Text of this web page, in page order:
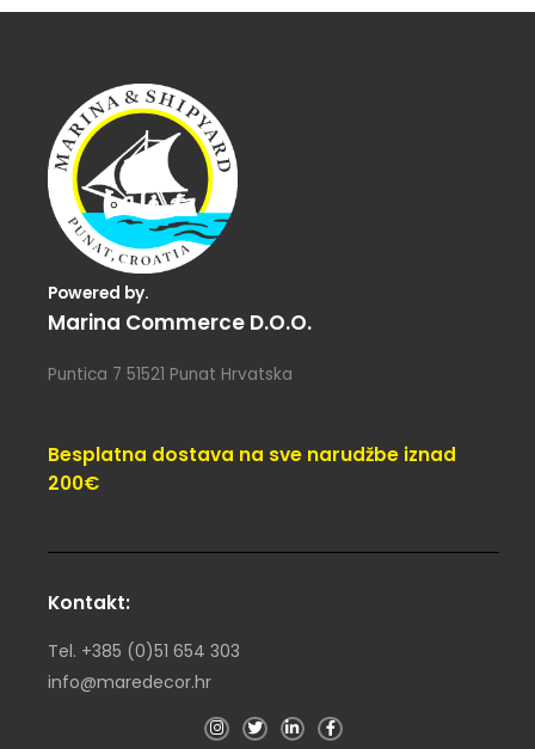
Powered by.
Marina Commerce D.o.o.
Puntica 7 51521 Punat Hrvatska
Besplatna dostava na sve narudžbe iznad
200€
Kontakt:
Tel. +385 (0)51 654 303
info@maredecor.hr